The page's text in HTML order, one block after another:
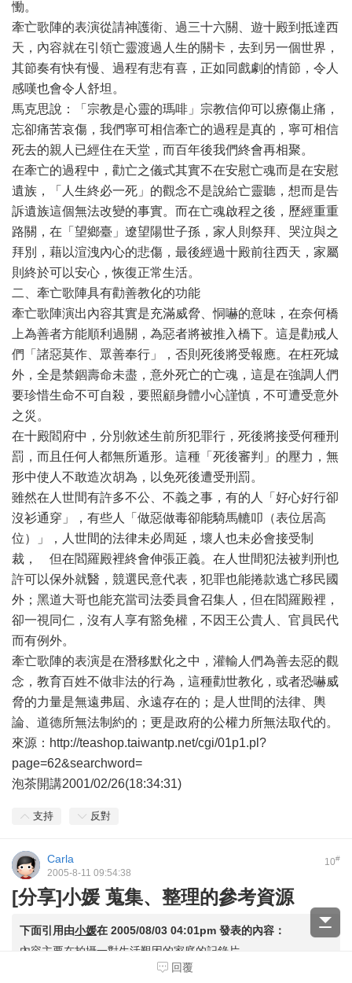
慟。
牽亡歌陣的表演從請神護衛、過三十六關、遊十殿到抵達西
天，內容就在引領亡靈渡過人生的關卡，去到另一個世界，
其節奏有快有慢、過程有悲有喜，正如同戲劇的情節，令人
感嘆也會令人舒坦。
馬克思說：「宗教是心靈的瑪啡」宗教信仰可以療傷止痛，
忘卻痛苦哀傷，我們寧可相信牽亡的過程是真的，寧可相信
死去的親人已經住在天堂，而百年後我們終會再相聚。
在牽亡的過程中，勸亡之儀式其實不在安慰亡魂而是在安慰
遺族，「人生終必一死」的觀念不是說給亡靈聽，想而是告
訴遺族這個無法改變的事實。而在亡魂啟程之後，歷經重重
路關，在「望鄉臺」遼望陽世子孫，家人則祭拜、哭泣與之
拜別，藉以渲洩內心的悲傷，最後經過十殿前往西天，家屬
則終於可以安心，恢復正常生活。
二、牽亡歌陣具有勸善教化的功能
牽亡歌陣演出內容其實是充滿威脅、恫嚇的意味，在奈何橋
上為善者方能順利過關，為惡者將被推入橋下。這是勸戒人
們「諸惡莫作、眾善奉行」，否則死後將受報應。在枉死城
外，全是禁錮壽命未盡，意外死亡的亡魂，這是在強調人們
要珍惜生命不可自殺，要照顧身體小心謹慎，不可遭受意外
之災。
在十殿閻府中，分別敘述生前所犯罪行，死後將接受何種刑
罰，而且任何人都無所遁形。這種「死後審判」的壓力，無
形中使人不敢造次胡為，以免死後遭受刑罰。
雖然在人世間有許多不公、不義之事，有的人「好心好行卻
沒衫通穿」，有些人「做惡做毒卻能騎馬轆叩（表位居高
位）」，人世間的法律未必周延，壞人也未必會接受制
裁， 但在閻羅殿裡終會伸張正義。在人世間犯法被判刑也
許可以保外就醫，競選民意代表，犯罪也能捲款逃亡移民國
外；黑道大哥也能充當司法委員會召集人，但在閻羅殿裡，
卻一視同仁，沒有人享有豁免權，不因王公貴人、官員民代
而有例外。
牽亡歌陣的表演是在潛移默化之中，灌輸人們為善去惡的觀
念，教育百姓不做非法的行為，這種勸世教化，或者恐嚇威
脅的力量是無遠弗屆、永遠存在的；是人世間的法律、輿
論、道德所無法制約的；更是政府的公權力所無法取代的。
來源：http://teashop.taiwantp.net/cgi/01p1.pl?
page=62&searchword=
泡茶開講2001/02/26(18:34:31)
支持 反對
10#
Carla
2005-8-11 09:54:38
[分享]小媛 蒐集、整理的參考資源
下面引用由小媛在 2005/08/03 04:01pm 發表的內容：
內容主要在拍攝一對生活艱困的家庭的記錄片。
他們的第一個兒子名叫秦孝禎，右手沒有手掌，
回覆